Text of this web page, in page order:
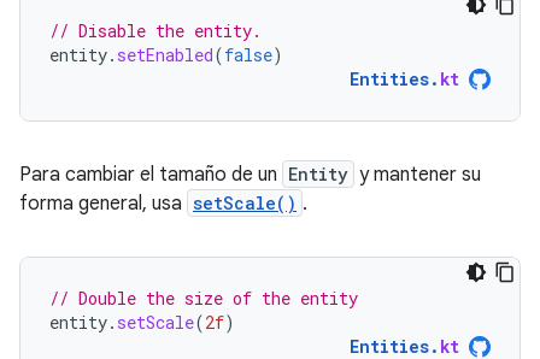
// Disable the entity.
entity. setEnabled(false)
Entities. kt
Para cambiar el tamaño de un Entity y mantener su
forma general, usa setScale() .
// Double the size of the entity
entity. setScale(2f)
Entities. kt